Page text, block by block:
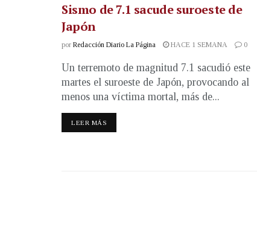
Sismo de 7.1 sacude suroeste de
Japón
por Redacción Diario La Página HACE 1 SEMANA 0
Un terremoto de magnitud 7.1 sacudió este
martes el suroeste de Japón, provocando al
menos una víctima mortal, más de...
LEER MÁS